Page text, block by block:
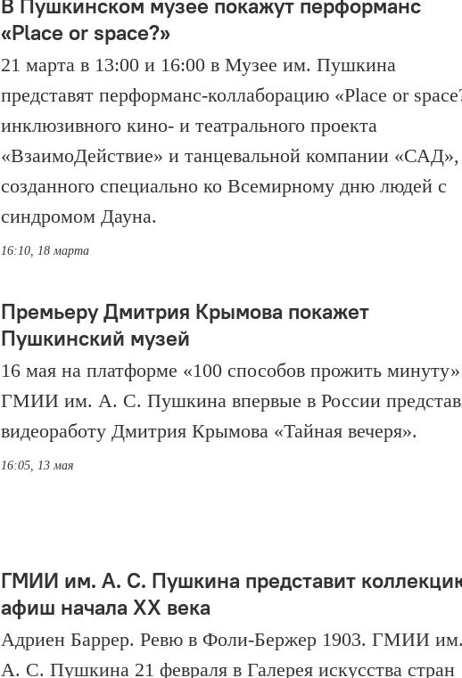
В Пушкинском музее покажут перформанс
«Place or space?»
21 марта в 13:00 и 16:00 в Музее им. Пушкина
представят перформанс-коллаборацию «Place or
инклюзивного кино- и театрального проекта
«ВзаимоДействие» и танцевальной компании «САД»,
созданного специально ко Всемирному дню людей с
синдромом Дауна.
16:10, 18 марта
Премьеру Дмитрия Крымова покажет
Пушкинский музей
16 мая на платформе «100 способов прожить минуту»
ГМИИ им. А. С. Пушкина впервые в России
видеоработу Дмитрия Крымова «Тайная вечеря».
16:05, 13 мая
ГМИИ им. А. С. Пушкина представит
афиш начала XX века
Адриен Баррер. Ревю в Фоли-Бержер 1903. ГМИИ им.
А. С. Пушкина 21 февраля в Галерея искусства стран